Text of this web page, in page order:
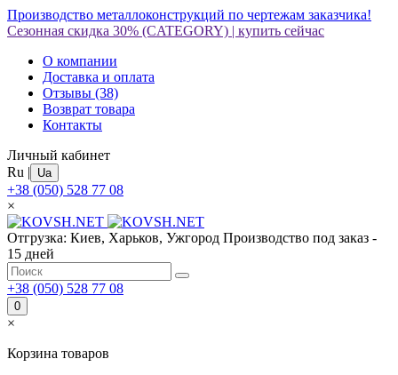
Производство металлоконструкций по чертежам заказчика!
Сезонная скидка 30% (CATEGORY) | купить сейчас
О компании
Доставка и оплата
Отзывы (38)
Возврат товара
Контакты
Личный кабинет
Ru | Ua
+38 (050) 528 77 08
×
Отгрузка: Киев, Харьков, Ужгород Производство под заказ -
15 дней
+38 (050) 528 77 08
0
×
Корзина товаров